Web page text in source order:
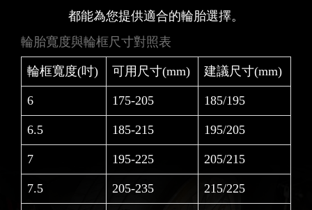
都能為您提供適合的輪胎選擇。
輪胎寬度與輪框尺寸對照表
輪框寬度(吋) 可用尺寸(mm) 建議尺寸(mm)
6 175-205 185/195
6.5 185-215 195/205
7 195-225 205/215
7.5 205-235 215/225